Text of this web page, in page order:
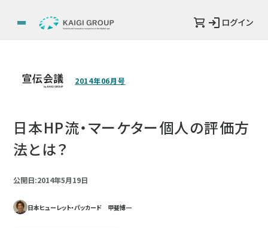
ログイン
2014年06月号
日本HP流・マーケター個人の評価方
法とは？
公開日:2014年5月19日
日本ヒューレット・パッカード 甲斐博一